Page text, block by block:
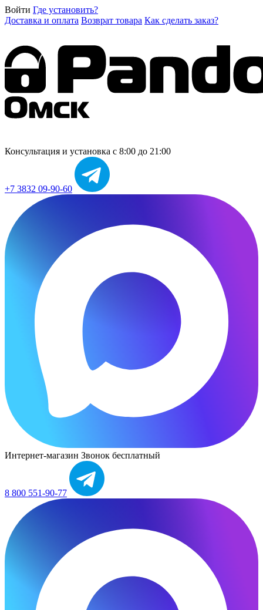
Войти Где установить?
Доставка и оплата Возврат товара Как сделать заказ?
Консультация и установка с 8:00 до 21:00
+7 3832 09-90-60
Интернет-магазин Звонок бесплатный
8 800 551-90-77